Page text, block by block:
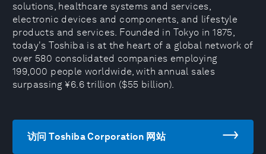
solutions, healthcare systems and services,
electronic devices and components, and lifestyle
products and services. Founded in Tokyo in 1875,
today's Toshiba is at the heart of a global network of
over 580 consolidated companies employing
199,000 people worldwide, with annual sales
surpassing ¥6.6 trillion ($55 billion).
访问 Toshiba Corporation 网站